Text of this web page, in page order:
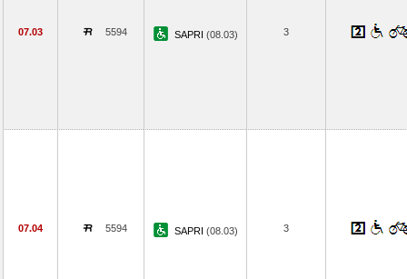
07.03 5594 SAPRI (08.03) 3
07.04 5594 SAPRI (08.03) 3